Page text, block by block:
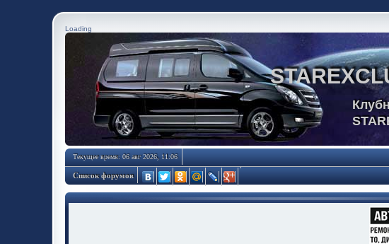
Loading
Текущее время: 06 авг 2026, 11:06
Список форумов